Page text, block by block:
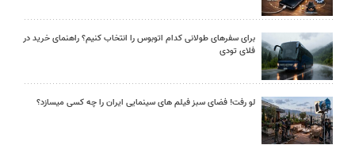
برای سفرهای طولانی کدام اتوبوس را انتخاب کنیم؟ راهنمای خرید در
فلای تودی
لو رفت! فضای سبز فیلم های سینمایی ایران را چه کسی میسازد؟